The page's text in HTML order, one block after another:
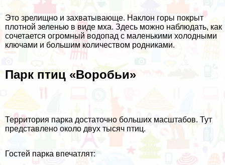
Это зрелищно и захватывающе. Наклон горы покрыт
плотной зеленью в виде мха. Здесь можно наблюдать, как
сочетается огромный водопад с маленькими холодными
ключами и большим количеством родниками.
Парк птиц «Воробьи»
Территория парка достаточно больших масштабов. Тут
представлено около двух тысяч птиц.
Гостей парка впечатлят: